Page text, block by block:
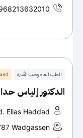
الطب العام وطب الأسرة
الدكتور إلياس
Elias Haddad
Wadgassen